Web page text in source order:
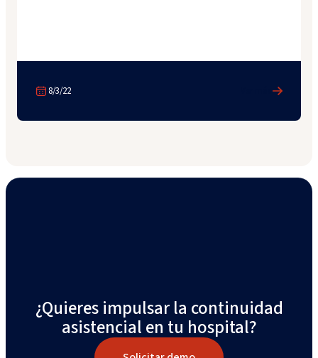
8/3/22
¿Quieres impulsar la continuidad
asistencial en tu hospital?